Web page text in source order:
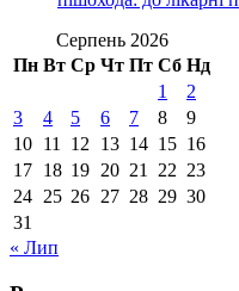
Серпень 2026
Пн Вт Ср Чт Пт Сб Нд
1
2
3
4 5 6 7 8
9
10 11 12 13 14 15 16
17 18 19 20 21 22 23
24 25 26 27 28 29 30
31
« Лип